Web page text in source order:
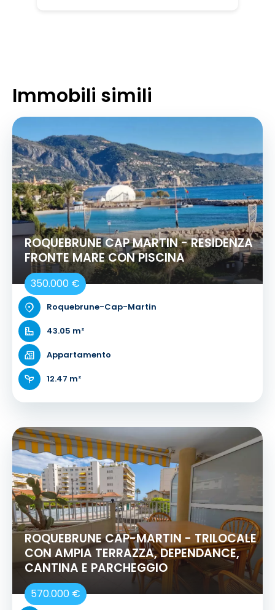
Immobili simili
ROQUEBRUNE CAP MARTIN - RESIDENZA
FRONTE MARE CON PISCINA
350.000 €
Roquebrune-Cap-Martin
43.05 m²
Appartamento
12.47 m²
ROQUEBRUNE CAP-MARTIN - TRILOCALE
CON AMPIA TERRAZZA, DEPENDANCE,
CANTINA E PARCHEGGIO
570.000 €